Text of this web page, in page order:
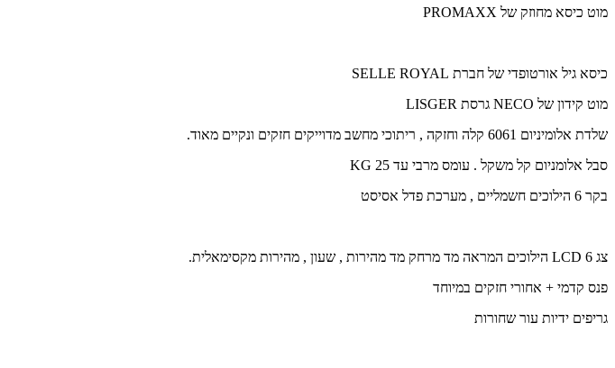
מוט כיסא מחוזק של PROMAXX
כיסא גיל אורטופדי של חברת SELLE ROYAL
מוט קידון של NECO גרסת LISGER
שלדת אלומיניום 6061 קלה וחזקה , ריתוכי מחשב מדוייקים חזקים ונקיים מאוד.
סבל אלומניום קל משקל . עומס מרבי עד 25 KG
בקר 6 הילוכים חשמליים , מערכת פדל אסיסט
צג LCD 6 הילוכים המראה מד מרחק מד מהירות , שעון , מהירות מקסימאלית.
פנס קדמי + אחורי חזקים במיוחד
גריפים ידיות עור שחורות